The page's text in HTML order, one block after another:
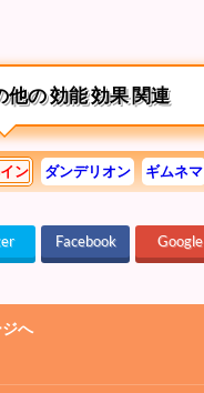
他の 効能 効果 関連
ン ダンデリオン ギムネマ
Facebook Google
ジへ